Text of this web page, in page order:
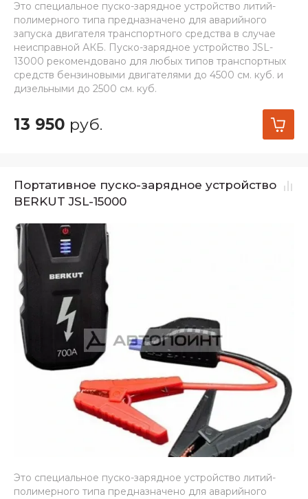
Это специальное пуско-зарядное устройство литий-
полимерного типа предназначено для аварийного
запуска двигателя транспортного средства в случае
неисправной АКБ. Пуско-зарядное устройство JSL-
13000 рекомендовано для любых типов транспортных
средств бензиновыми двигателями до 4500 см. куб. и
дизельными до 2500 см. куб.
13 950 руб.
Портативное пуско-зарядное устройство
BERKUT JSL-15000
Это специальное пуско-зарядное устройство литий-
полимерного типа предназначено для аварийного